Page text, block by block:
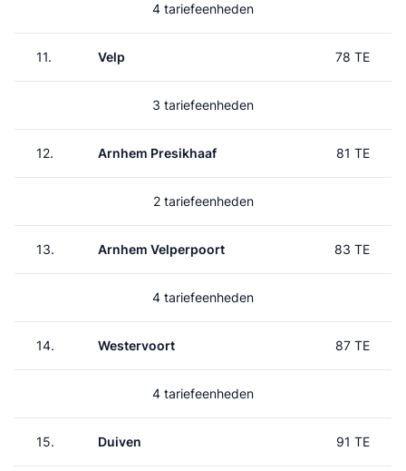
4 tariefeenheden
11. Velp 78 TE
3 tariefeenheden
12. Arnhem Presikhaaf 81 TE
2 tariefeenheden
13. Arnhem Velperpoort 83 TE
4 tariefeenheden
14. Westervoort 87 TE
4 tariefeenheden
15. Duiven 91 TE